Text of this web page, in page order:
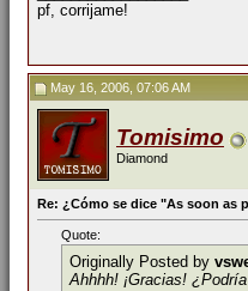
pf, corrijame!
May 16, 2006, 07:06 AM
Tomisimo
Diamond
Re: ¿Cómo se dice "As soon as
Quote:
Originally Posted by
Ahhhh! ¡Gracias!